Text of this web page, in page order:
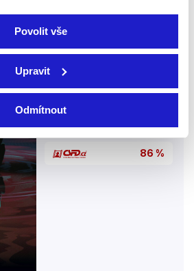
Povolit vše
Upravit
Odmítnout
86 %